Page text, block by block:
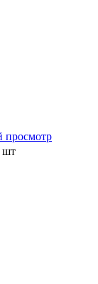
просмотр
шт